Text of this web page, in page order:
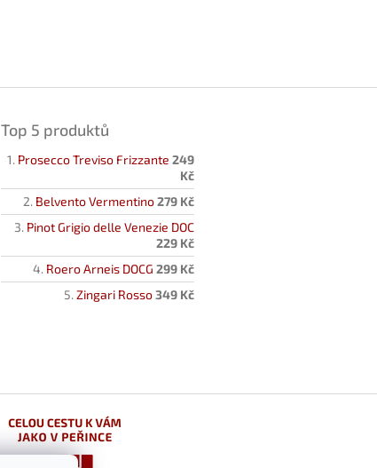
Top 5 produktů
Prosecco Treviso Frizzante 249
Kč
Belvento Vermentino279 Kč
Pinot Grigio delle Venezie DOC
229 Kč
Roero Arneis DOCG 299 Kč
Zingari Rosso349 Kč